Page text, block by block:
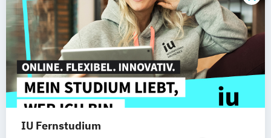
IU Fernstudium